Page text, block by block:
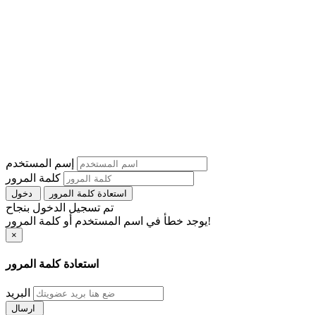
إسم المستخدم
كلمة المرور
استعادة كلمة المرور
تم تسجيل الدخول بنجاح
يوجد خطأ في اسم المستخدم أو كلمة المرور!
×
استعادة كلمة المرور
البريد